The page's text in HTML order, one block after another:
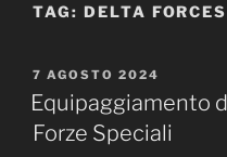
TAG: DELTA FORCES
PUBBLICATO
IL
7 AGOSTO 2024
Equipaggiamento
Forze Speciali